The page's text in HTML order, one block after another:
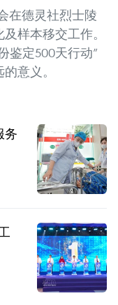
在德灵社烈士陵
样本移交工作。
鉴定500天行动”
意义。
务